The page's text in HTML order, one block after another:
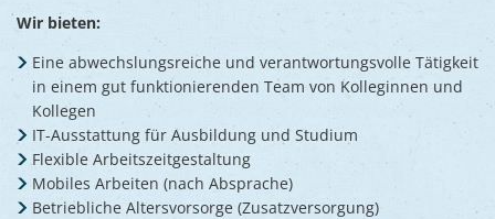
Wir bieten:
Eine abwechslungsreiche und verantwortungsvolle Tätigkeit
in einem gut funktionierenden Team von Kolleginnen und
Kollegen
IT-Ausstattung für Ausbildung und Studium
Flexible Arbeitszeitgestaltung
Mobiles Arbeiten (nach Absprache)
Betriebliche Altersvorsorge (Zusatzversorgung)